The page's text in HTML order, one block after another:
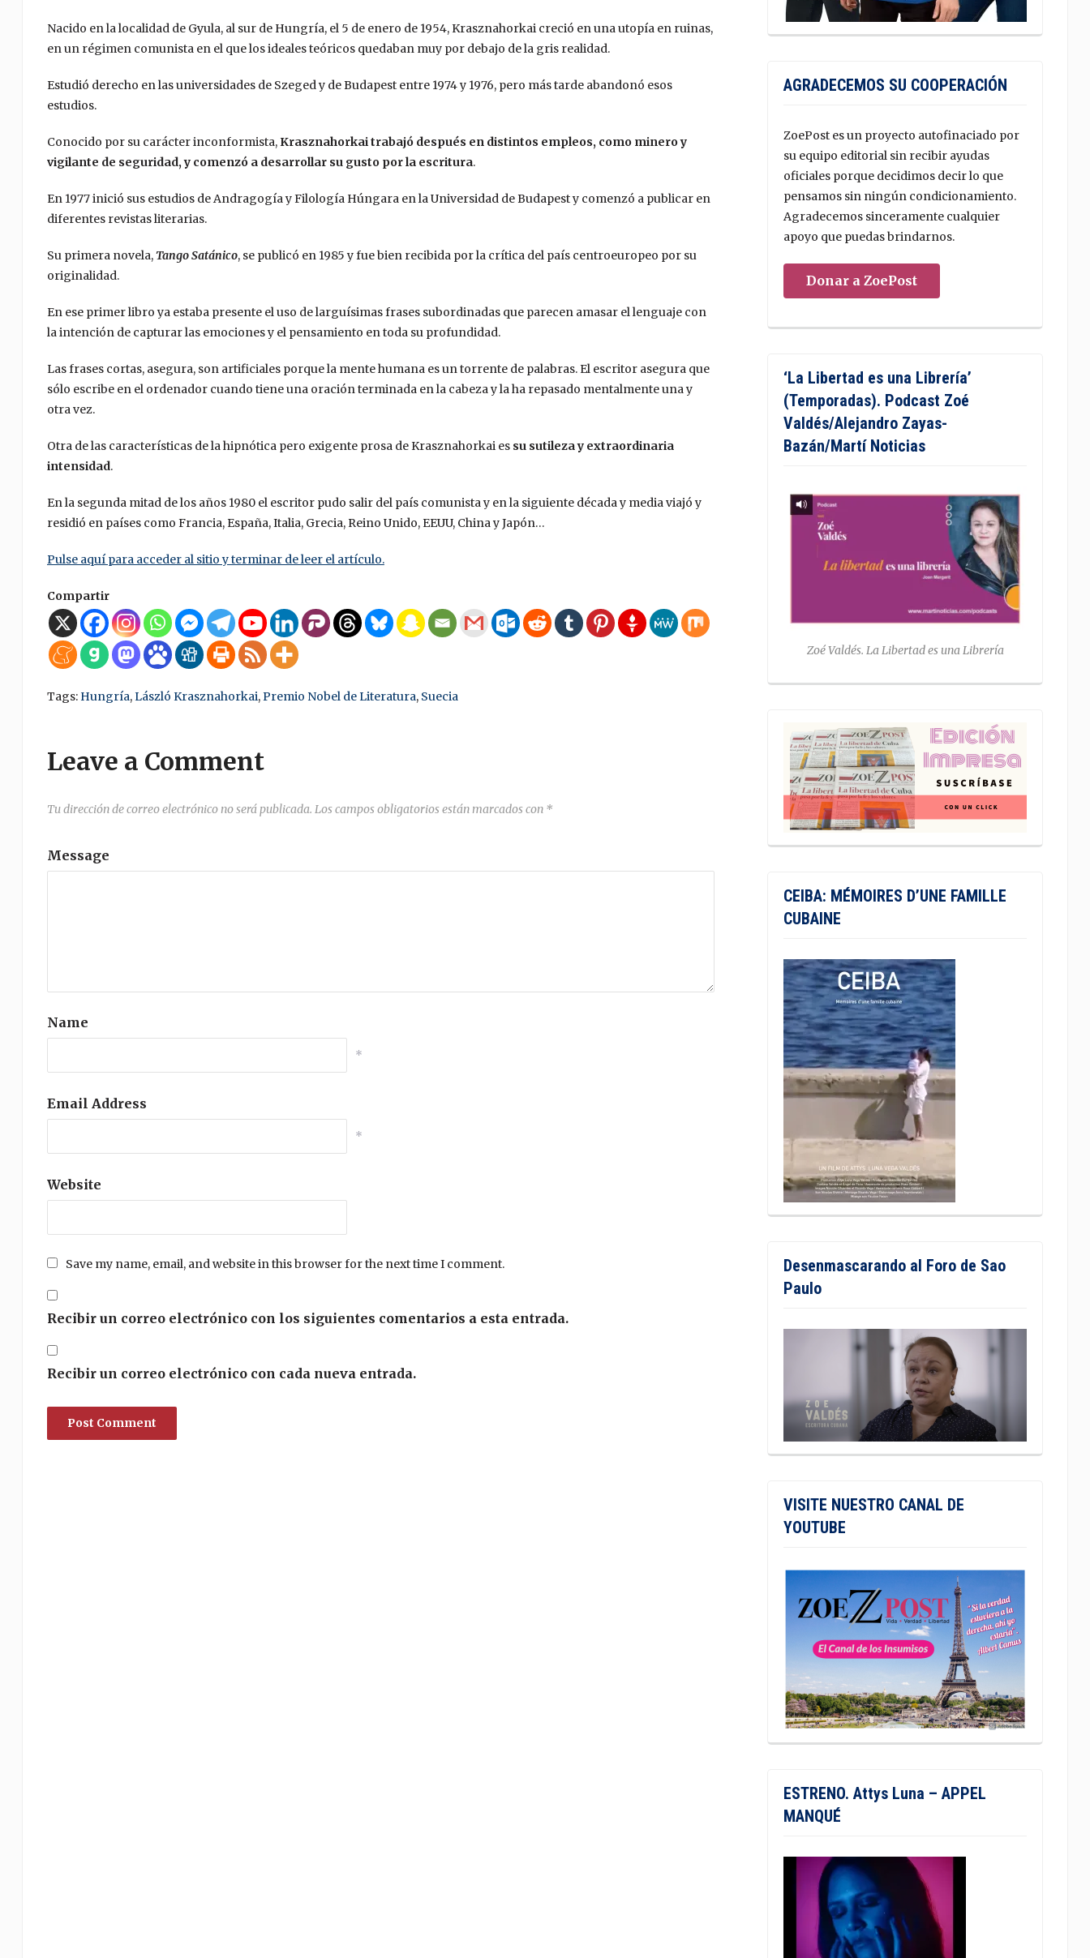
Nacido en la localidad de Gyula, al sur de Hungría, el 5 de enero de 1954, Krasznahorkai creció en una utopía en ruinas,
en un régimen comunista en el que los ideales teóricos quedaban muy por debajo de la gris realidad.
Estudió derecho en las universidades de Szeged y de Budapest entre 1974 y 1976, pero más tarde abandonó esos
estudios.
Conocido por su carácter inconformista, Krasznahorkai trabajó después en distintos empleos, como minero y
vigilante de seguridad, y comenzó a desarrollar su gusto por la escritura.
En 1977 inició sus estudios de Andragogía y Filología Húngara en la Universidad de Budapest y comenzó a publicar en
diferentes revistas literarias.
Su primera novela,Tango Satánico, se publicó en 1985 y fue bien recibida por la crítica del país centroeuropeo por su
originalidad.
En ese primer libro ya estaba presente el uso de larguísimas frases subordinadas que parecen amasar el lenguaje con
la intención de capturar las emociones y el pensamiento en toda su profundidad.
Las frases cortas, asegura, son artificiales porque la mente humana es un torrente de palabras. El escritor asegura que
sólo escribe en el ordenador cuando tiene una oración terminada en la cabeza y la ha repasado mentalmente una y
otra vez.
Otra de las características de la hipnótica pero exigente prosa de Krasznahorkai es su sutileza y extraordinaria
intensidad.
En la segunda mitad de los años 1980 el escritor pudo salir del país comunista y en la siguiente década y media viajó y
residió en países como Francia, España, Italia, Grecia, Reino Unido, EEUU, China y Japón…
Pulse aquí para acceder al sitio y terminar de leer el artículo.
Compartir
Tags: Hungría,László Krasznahorkai, Premio Nobel de Literatura, Suecia
Leave a Comment
Tu dirección de correo electrónico no será publicada. Los campos obligatorios están marcados con *
Message
Name
*
Email Address
*
Website
Save my name, email, and website in this browser for the next time I comment.
Recibir un correo electrónico con los siguientes comentarios a esta entrada.
Recibir un correo electrónico con cada nueva entrada.
AGRADECEMOS SU COOPERACIÓN
ZoePost es un proyecto autofinaciado por
su equipo editorial sin recibir ayudas
oficiales porque decidimos decir lo que
pensamos sin ningún condicionamiento.
Agradecemos sinceramente cualquier
apoyo que puedas brindarnos.
Donar a ZoePost
‘La Libertad es una Librería’
(Temporadas). Podcast Zoé
Valdés/Alejandro Zayas-
Bazán/Martí Noticias
Zoé Valdés. La Libertad es una Librería
CEIBA: MÉMOIRES D’UNE FAMILLE
CUBAINE
Desenmascarando al Foro de Sao
Paulo
VISITE NUESTRO CANAL DE
YOUTUBE
ESTRENO. Attys Luna – APPEL
MANQUÉ